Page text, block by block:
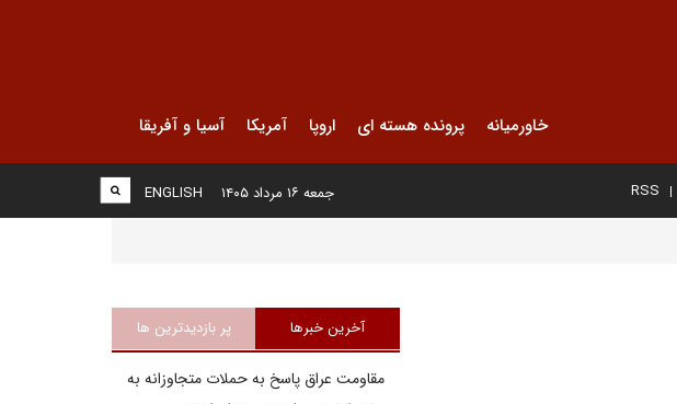
خاورمیانه پرونده هسته ای اروپا آمریکا آسیا و آفریقا
RSS
ENGLISH جمعه ۱۶ مرداد ۱۴۰۵
آخرین خبرها پر بازدیدترین ها
مقاومت عراق پاسخ به حملات متجاوزانه به